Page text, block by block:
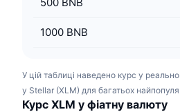
1000 BNB
У цій таблиці наведено курс у
у Stellar (XLM) для багатьох
Курс XLM у фіатну валюту